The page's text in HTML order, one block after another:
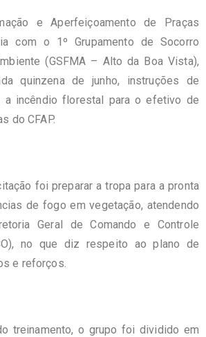
e Aperfeiçoamento de Praças
com o 1º Grupamento de Socorro
(GSFMA – Alto da Boa Vista),
quinzena de junho, instruções de
a incêndio florestal para o efetivo de
do CFAP.
foi preparar a tropa para a pronta
de fogo em vegetação, atendendo
Geral de Comando e Controle
no que diz respeito ao plano de
e reforços.
treinamento, o grupo foi dividido em